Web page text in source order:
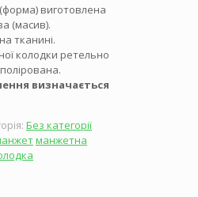
виготовлена
(масив).
тканині.
колодки ретельно
визначається
Без категорії
манжетна